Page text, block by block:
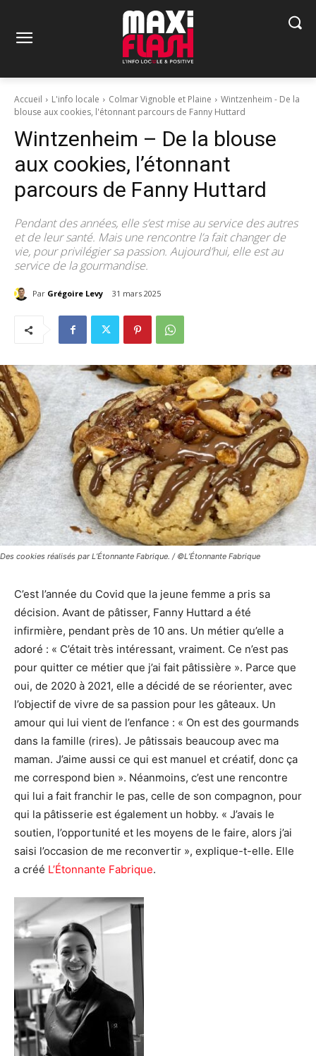
Accueil L'info locale Colmar Vignoble et Plaine
Wintzenheim - De la
blouse aux cookies, l'étonnant parcours de Fanny Huttard
Wintzenheim – De la blouse
aux cookies, l’étonnant
parcours de Fanny Huttard
Pendant des années, elle s’est mise au service des autres
et de leur santé. Mais une rencontre l’a fait changer de
vie, pour privilégier sa passion. Aujourd’hui, elle est au
service de la gourmandise.
Par Grégoire Levy 31 mars 2025
Des cookies réalisés par L’Étonnante Fabrique. / ©L’Étonnante Fabrique
C’est l’année du Covid que la jeune femme a pris sa
décision. Avant de pâtisser, Fanny Huttard a été
infirmière, pendant près de 10 ans. Un métier qu’elle a
adoré : « C’était très intéressant, vraiment. Ce n’est pas
pour quitter ce métier que j’ai fait pâtissière ». Parce que
oui, de 2020 à 2021, elle a décidé de se réorienter, avec
l’objectif de vivre de sa passion pour les gâteaux. Un
amour qui lui vient de l’enfance : « On est des gourmands
dans la famille (rires). Je pâtissais beaucoup avec ma
maman. J’aime aussi ce qui est manuel et créatif, donc ça
me correspond bien ». Néanmoins, c’est une rencontre
qui lui a fait franchir le pas, celle de son compagnon, pour
qui la pâtisserie est également un hobby. « J’avais le
soutien, l’opportunité et les moyens de le faire, alors j’ai
saisi l’occasion de me reconvertir », explique-t-elle. Elle
a créé L’Étonnante Fabrique.